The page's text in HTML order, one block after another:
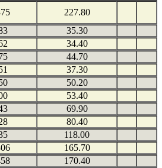
227.80
35.30
34.40
44.70
37.30
50.20
53.40
69.90
80.40
118.00
165.70
170.40